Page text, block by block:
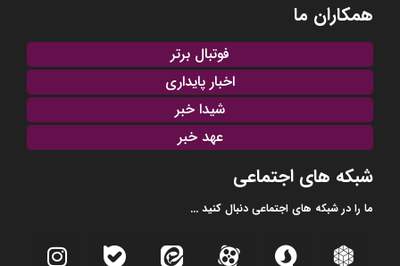
همکاران ما
فوتبال برتر
اخبار پایداری
شیدا خبر
عهد خبر
شبکه های اجتماعی
ما را در شبکه های اجتماعی دنبال کنید ...